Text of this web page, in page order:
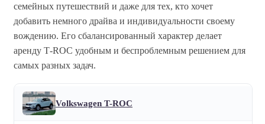
семейных путешествий и даже для тех, кто хочет
добавить немного драйва и индивидуальности своему
вождению. Его сбалансированный характер делает
аренду T‑ROC удобным и беспроблемным решением для
самых разных задач.
Volkswagen T-ROC